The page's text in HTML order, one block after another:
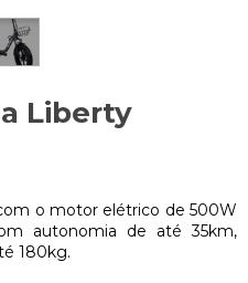
Liberty
o motor elétrico de 500W
autonomia de até 35km,
180kg.